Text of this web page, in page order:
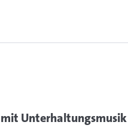
Unterhaltungsmusik